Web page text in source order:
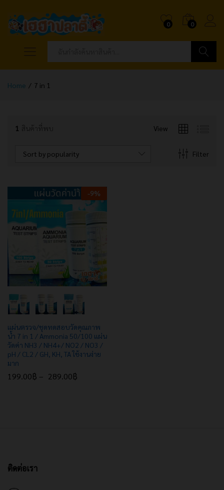
0 0
ค้นหา
Home / 7 in 1
1 View
Filter
Sort by popularity
-9%
แผ่นตรวจ/ชุดทดสอบวัดคุณภาพ
น้ำ 7 in 1 / Ammonia 50/100 แผ่น
วัดค่า NH3 / NH4+/ NO2 / NO3 /
pH / CL2 / GH, KH, TA ใช้งานง่าย
มาก
199.00฿ – 289.00฿
ติดต่อเรา